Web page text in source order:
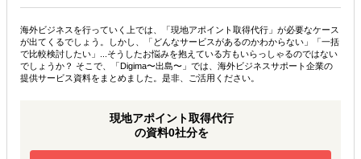
海外ビジネスを行っていく上では、「現地アポイント取得代行」が必要なケース
が出てくるでしょう。しかし、「どんなサービスがあるのかわからない」「一括
で比較検討したい」...そうしたお悩みを抱えている方もいらっしゃるのではない
でしょうか？ そこで、「Digima〜出島〜」では、海外ビジネスサポート企業の
提供サービス資料をまとめました。是非、ご活用ください。
現地アポイント取得代行
の資料0社分を